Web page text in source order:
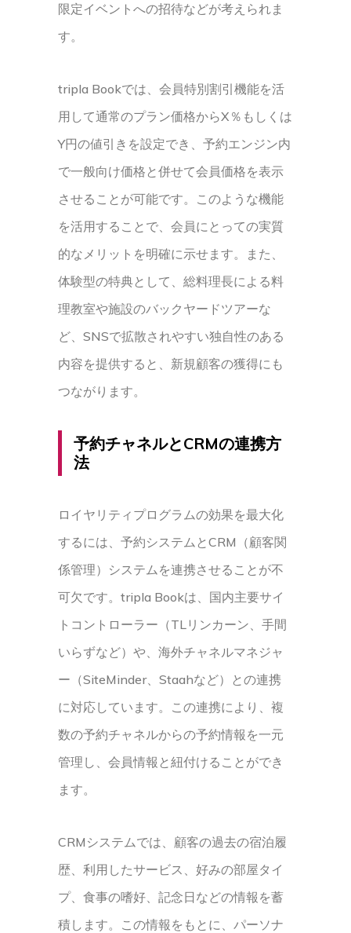
限定イベントへの招待などが考えられま
す。
tripla Bookでは、会員特別割引機能を活
用して通常のプラン価格からX％もしくは
Y円の値引きを設定でき、予約エンジン内
で一般向け価格と併せて会員価格を表示
させることが可能です。このような機能
を活用することで、会員にとっての実質
的なメリットを明確に示せます。また、
体験型の特典として、総料理長による料
理教室や施設のバックヤードツアーな
ど、SNSで拡散されやすい独自性のある
内容を提供すると、新規顧客の獲得にも
つながります。
予約チャネルとCRMの連携方
法
ロイヤリティプログラムの効果を最大化
するには、予約システムとCRM（顧客関
係管理）システムを連携させることが不
可欠です。tripla Bookは、国内主要サイ
トコントローラー（TLリンカーン、手間
いらずなど）や、海外チャネルマネジャ
ー（SiteMinder、Staahなど）との連携
に対応しています。この連携により、複
数の予約チャネルからの予約情報を一元
管理し、会員情報と紐付けることができ
ます。
CRMシステムでは、顧客の過去の宿泊履
歴、利用したサービス、好みの部屋タイ
プ、食事の嗜好、記念日などの情報を蓄
積します。この情報をもとに、パーソナ